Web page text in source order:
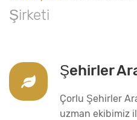
Şirketi
Şehirler
Çorlu Şehirler
uzman ekibimiz